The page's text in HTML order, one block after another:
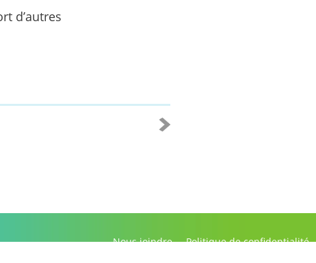
d’autres
Nous joindre
Politique de confidentialité